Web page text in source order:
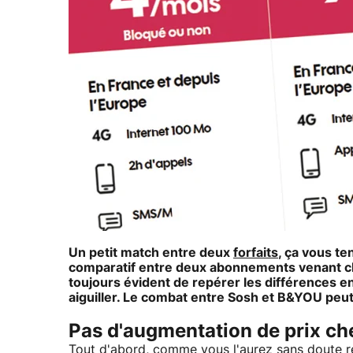
Un petit match entre deux forfaits, ça vous
comparatif entre deux abonnements venant
toujours évident de repérer les différences
aiguiller. Le combat entre Sosh et B&YOU
Pas d'augmentation de prix
Tout d'abord, comme vous l'aurez sans doute